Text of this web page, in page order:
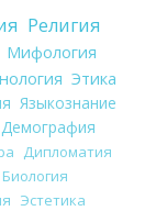
Религия
Мифология
Этика
Языкознание
Демография
Дипломатия
Биология
Эстетика